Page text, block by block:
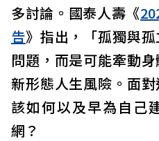
多討論。國泰人壽《
告》指出，「孤獨與
問題，而是可能牽動
新形態人生風險。面
該如何以及早為自己
網？